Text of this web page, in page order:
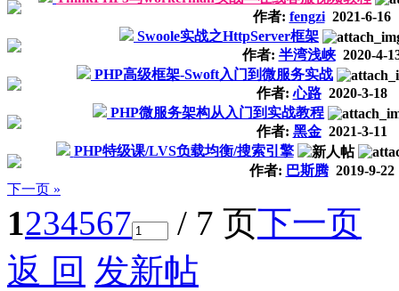
作者: fengzi2021-6-16
Swoole实战之HttpServer框架
作者: 半湾浅峡2020-4-
PHP高级框架-Swoft入门到微服务实战
作者:心路2020-3-18
PHP微服务架构从入门到实战教程
作者: 黑金2021-3-11
PHP特级课/LVS负载均衡/搜索引擎
作者: 巴斯腾2019-9-22
下一页 »
1234567 / 7 页下一页
返 回 发新帖